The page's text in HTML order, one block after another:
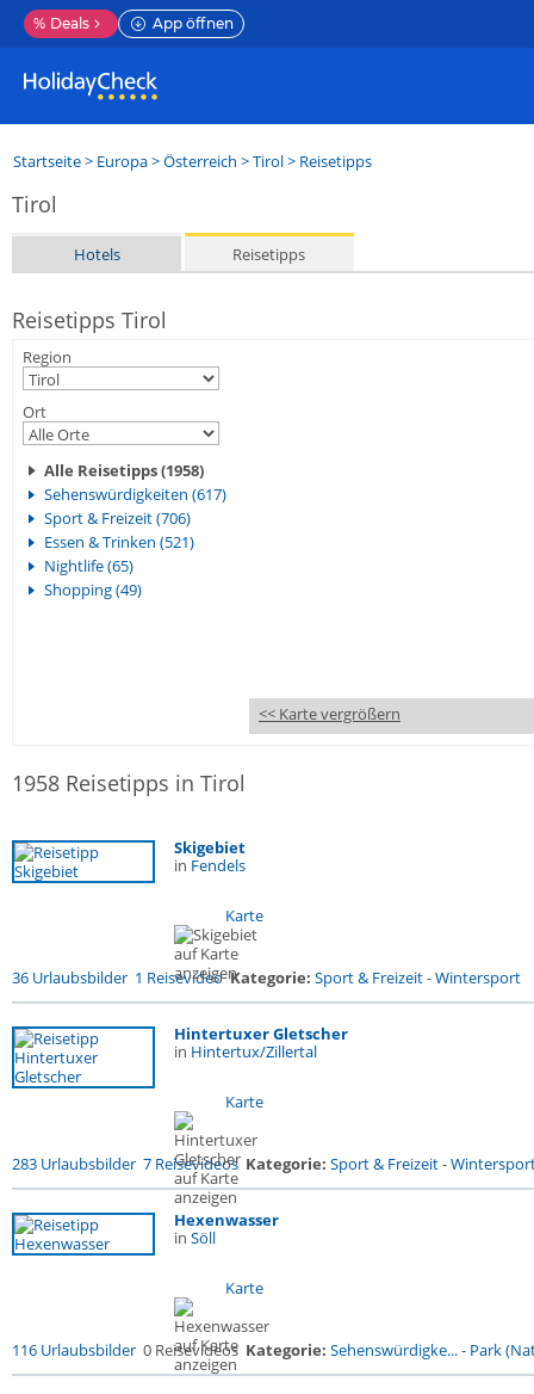
% Deals App öffnen
Startseite> Europa>Österreich >Tirol> Reisetipps
Tirol
Hotels Reisetipps
Reisetipps Tirol
Region
Ort
Alle Reisetipps (1958)
Sehenswürdigkeiten (617)
Sport & Freizeit (706)
Essen & Trinken (521)
Nightlife (65)
Shopping (49)
<< Karte vergrößern
1958 Reisetipps in Tirol
Skigebiet
in Fendels
Karte
36 Urlaubsbilder 1 Reisevideo Kategorie: Sport & Freizeit-Wintersport
Hintertuxer Gletscher
in Hintertux/Zillertal
Karte
283 Urlaubsbilder 7 Reisevideos Kategorie: Sport & Freizeit-
Hexenwasser
in Söll
Karte
116 Urlaubsbilder 0 Reisevideos Kategorie: Sehenswürdigke...- Park